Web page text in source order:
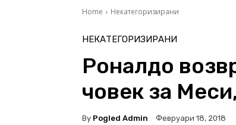
Home Некатегоризирани
НЕКАТЕГОРИЗИРАНИ
Роналдо
човек за
By Pogled Admin Февруари 18, 2018